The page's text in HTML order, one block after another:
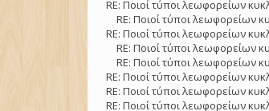
RE: Ποιοί τύποι λεωφορείων
RE: Ποιοί τύποι λεωφορείων
RE: Ποιοί τύποι λεωφορείων
RE: Ποιοί τύποι λεωφορείων
RE: Ποιοί τύποι λεωφορείων
RE: Ποιοί τύποι λεωφορείων
RE: Ποιοί τύποι λεωφορείων
RE: Ποιοί τύποι λεωφορείων